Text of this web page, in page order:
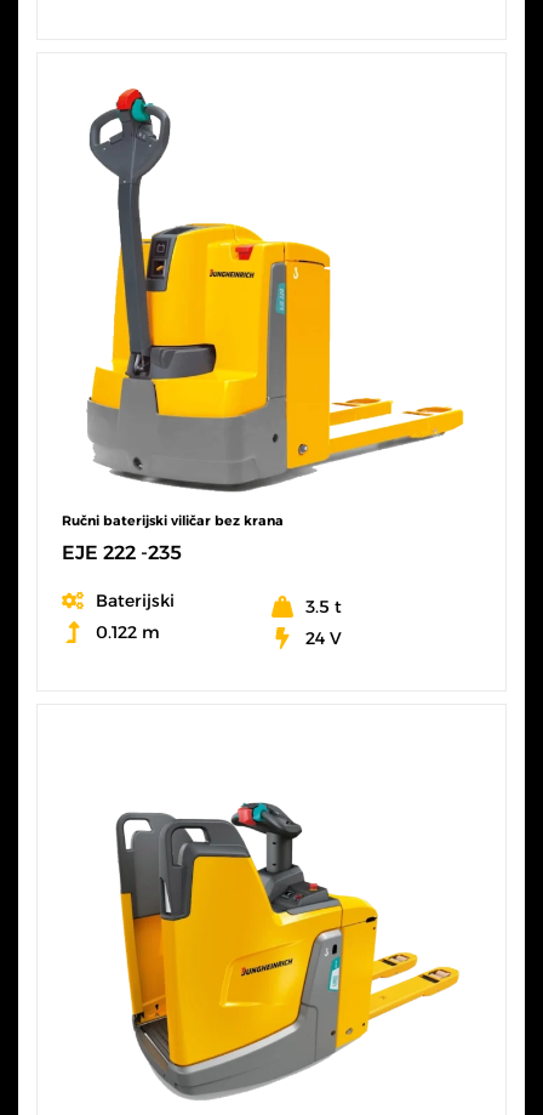
Ručni baterijski viličar bez krana
EJE 222 -235
Baterijski
3.5 t
0.122 m
24 V
SVE KARAKTERISTIKE